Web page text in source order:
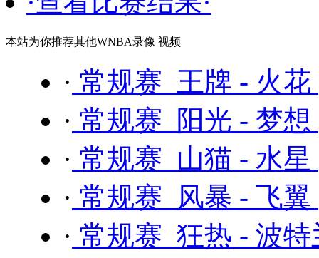
本站为你推荐其他WNBA录像 视频
· 常规赛 王牌 - 火花
· 常规赛 阳光 - 梦想
· 常规赛 山猫 - 水星
· 常规赛 风暴 - 飞翼
· 常规赛 狂热 - 波